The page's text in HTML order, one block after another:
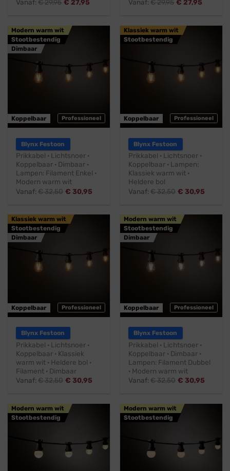
Vanaf:€29,95 € 27,95
Vanaf:€29,95 € 27,95
Professioneel
Modern warm wit
Stootbestendig
Dimbaar
Koppelbaar
Blynx Festoon
Prikkabel · Lichtsnoer ·
Koppelbaar · Dimbaar ·
Lampen: Filament Enkel ·
Modern warm wit
Vanaf:€32,50 € 30,95
Professioneel
Klassiek warm wit
Stootbestendig
Koppelbaar
Blynx Festoon
Prikkabel · Lichtsnoer ·
Koppelbaar · Lampen:
Klassiek warm wit ·
Heldere bol
Vanaf:€32,50 € 30,95
Professioneel
Klassiek warm wit
Stootbestendig
Dimbaar
Koppelbaar
Blynx Festoon
Prikkabel · Lichtsnoer ·
Koppelbaar · Klassiek
warm wit · Heldere bol ·
Filament · Dimbaar
Vanaf:€32,50 € 30,95
Professioneel
Modern warm wit
Stootbestendig
Dimbaar
Koppelbaar
Blynx Festoon
Prikkabel · Lichtsnoer ·
Koppelbaar · Dimbaar ·
Lampen: Filament Dubbel
· Modern warm wit
Vanaf:€32,50 € 30,95
Modern warm wit
Stootbestendig
Modern warm wit
Stootbestendig